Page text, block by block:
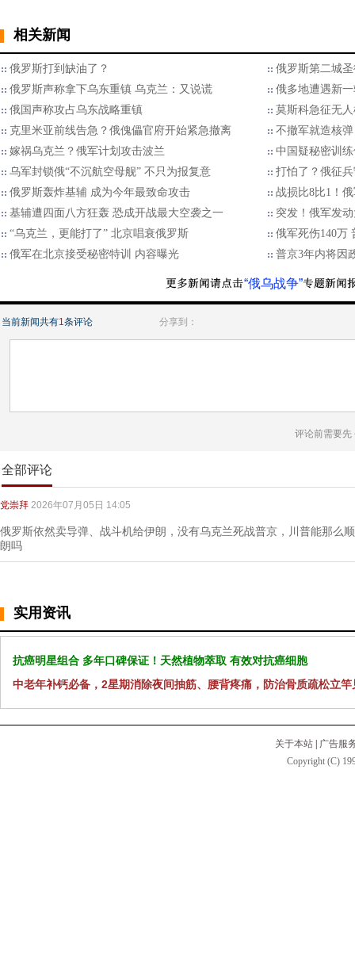
相关新闻
俄罗斯打到缺油了？
俄罗斯第二城
俄罗斯声称拿下乌东重镇 乌克兰：又说谎
俄多地遭遇新
俄国声称攻占乌东战略重镇
莫斯科急征无
克里米亚前线告急？俄傀儡官府开始紧急撤离
不撤军就造核
嫁祸乌克兰？俄军计划攻击波兰
中国疑秘密训
乌军封锁俄“不沉航空母舰” 不只为报复意
打怕了？俄征
俄罗斯轰炸基辅 成为今年最致命攻击
战损比8比1！
基辅遭四面八方狂轰 恐成开战最大空袭之一
突发！俄军发
“乌克兰，更能打了” 北京唱衰俄罗斯
俄军死伤140万
俄军在北京接受秘密特训 内容曝光
普京3年内将因
“俄乌战争”
当前新闻共有1条评论 分享到：
评论前需要先
全部评论
党崇拜 2026年07月05日 14:05
俄罗斯依然卖导弹、战斗机给伊朗，没有乌克兰死战普京，川普能那么
朗吗
实用资讯
抗癌明星组合 多年口碑保证！天然植物萃取 有效对抗癌细胞
中老年补钙必备，2星期消除夜间抽筋、腰背疼痛，防治骨质疏松立竿
关于本站
广告服
Copyright (C)